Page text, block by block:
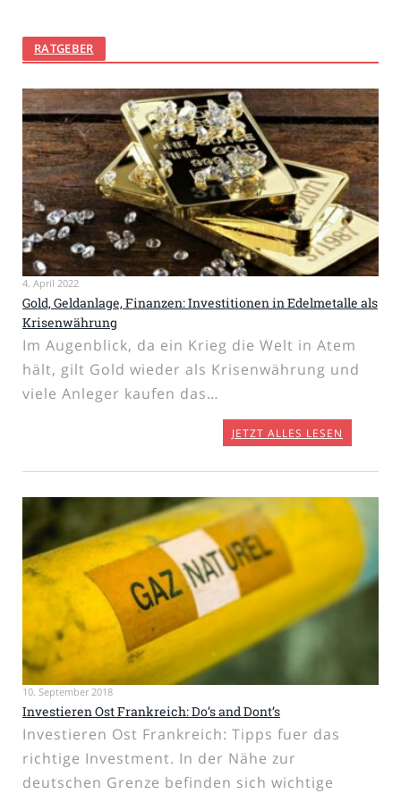
RATGEBER
4. April 2022
Gold, Geldanlage, Finanzen: Investitionen in Edelmetalle als
Krisenwährung
Im Augenblick, da ein Krieg die Welt in Atem
hält, gilt Gold wieder als Krisenwährung und
viele Anleger kaufen das…
JETZT ALLES LESEN
10. September 2018
Investieren Ost Frankreich: Do’s and Dont’s
Investieren Ost Frankreich: Tipps fuer das
richtige Investment. In der Nähe zur
deutschen Grenze befinden sich wichtige